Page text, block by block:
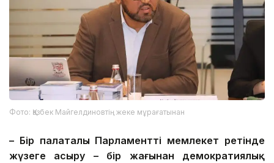
Фото: Қазбек Майгелдиновтің жеке мұрағатынан
– Бір палаталы Парламентті мемлекет ретінде
жүзеге асыру – бір жағынан демократиялық